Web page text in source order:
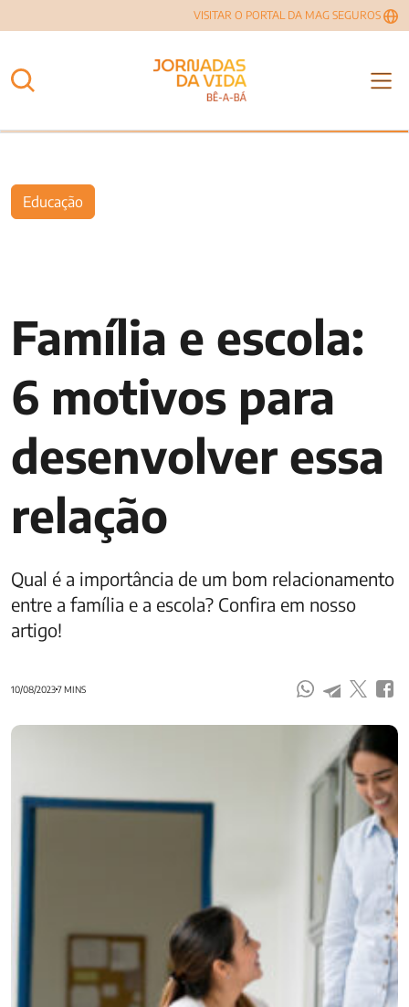
VISITAR O PORTAL DA MAG SEGUROS
Educação
Família e escola:
6 motivos para
desenvolver essa
relação
Qual é a importância de um bom relacionamento
entre a família e a escola? Confira em nosso
artigo!
10/08/20237 MINS